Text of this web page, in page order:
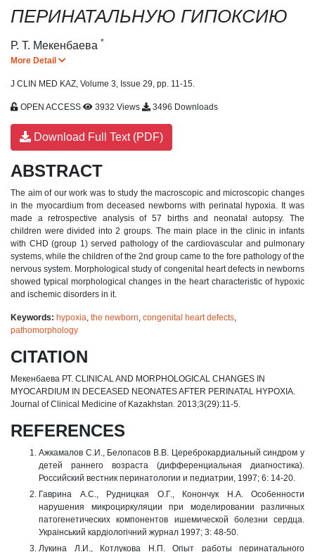
ПЕРИНАТАЛЬНУЮ ГИПОКСИЮ
Р. Т. Мекенбаева *
More Detail
J CLIN MED KAZ, Volume 3, Issue 29, pp. 11-15.
OPEN ACCESS 3932 Views 3496 Downloads
Download Full Text (PDF)
ABSTRACT
The aim of our work was to study the macroscopic and microscopic changes
in the myocardium from deceased newborns with perinatal hypoxia. It was
made a retrospective analysis of 57 births and neonatal autopsy. The
children were divided into 2 groups. The main place in the clinic in infants
with CHD (group 1) served pathology of the cardiovascular and pulmonary
systems, while the children of the 2nd group came to the fore pathology of the
nervous system. Morphological study of congenital heart defects in newborns
showed typical morphological changes in the heart characteristic of hypoxic
and ischemic disorders in it.
Keywords: hypoxia the newborn congenital heart defects
pathomorphology
CITATION
Мекенбаева РТ. CLINICAL AND MORPHOLOGICAL CHANGES IN
MYOCARDIUM IN DECEASED NEONATES AFTER PERINATAL HYPOXIA.
Journal of Clinical Medicine of Kazakhstan. 2013;3(29):11-5.
REFERENCES
Ажкамалов С.И., Белопасов В.В. Цереброкардиальный синдром у
детей раннего возраста (дифференциальная диагностика).
Российский вестник перинатологии и педиатрии, 1997; 6: 14-20.
Гаврина А.С., Рудницкая О.Г., Конончук Н.А. Особенности
нарушения микроциркуляции при моделировании различных
патогенетических компонентов ишемической болезни сердца.
Украiнський кардiологiчний журнал 1997; 3: 48-50.
Лукина Л.И., Котлукова Н.П. Опыт работы перинатального